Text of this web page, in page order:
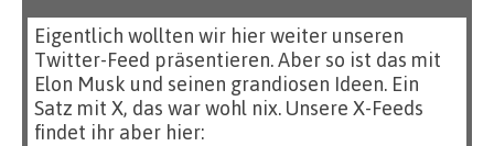
Eigentlich wollten wir hier weiter unseren
Twitter-Feed präsentieren. Aber so ist das mit
Elon Musk und seinen grandiosen Ideen. Ein
Satz mit X, das war wohl nix. Unsere X-Feeds
findet ihr aber hier: